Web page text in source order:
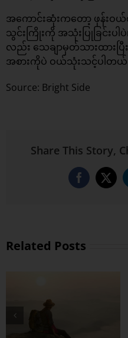
အကောင်းဆုံးကတော့ ဖုန်းဝ
သွင်းကြိုးကို အသုံးပြုခြင်းပါ
လည်း သေချာမှတ်သားထားပ
အစားကိုပဲ ဝယ်သုံးသင့်ပါတယ်
Source: Bright Side
Share This Story,
Facebook
X
Related Posts
အချစ်တွေ ပိုတိုးလာ